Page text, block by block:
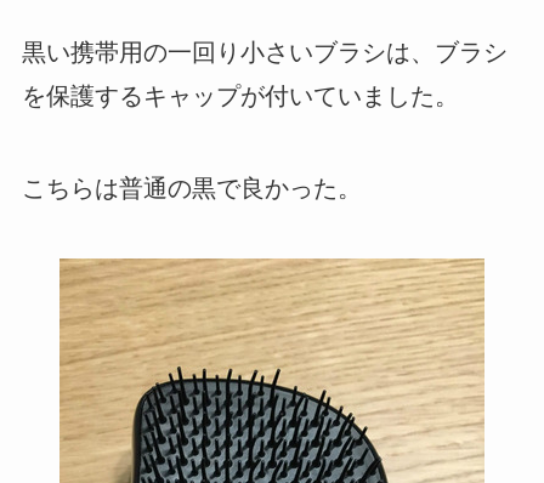
黒い携帯用の一回り小さいブラシは、ブラシ
を保護するキャップが付いていました。
こちらは普通の黒で良かった。